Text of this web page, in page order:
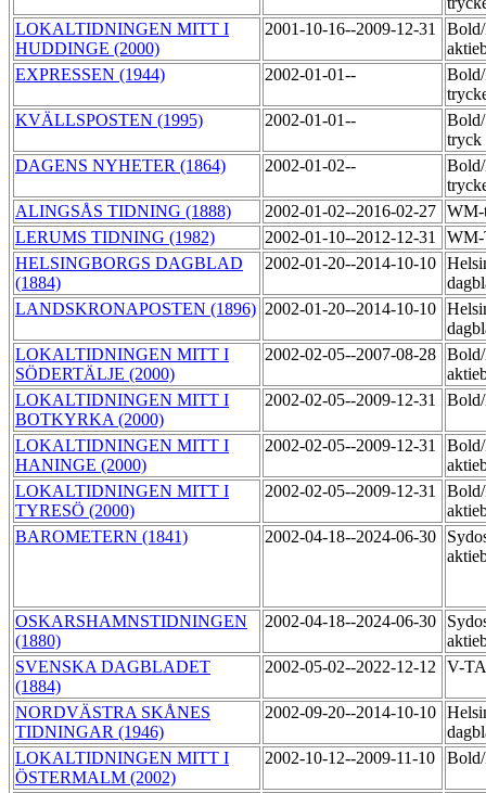
LOKALTIDNINGEN MITT I
HUDDINGE (2000)
2001-10-16--2009-12-31
EXPRESSEN (1944)
2002-01-01--
KVÄLLSPOSTEN (1995)
2002-01-01--
Bold/
tryck
DAGENS NYHETER (1864)
2002-01-02--
ALINGSÅS TIDNING (1888)
2002-01-02--2016-02-27
LERUMS TIDNING (1982)
2002-01-10--2012-12-31
HELSINGBORGS DAGBLAD
(1884)
2002-01-20--2014-10-10
LANDSKRONAPOSTEN (1896) 2002-01-20--2014-10-10
LOKALTIDNINGEN MITT I
SÖDERTÄLJE (2000)
2002-02-05--2007-08-28
LOKALTIDNINGEN MITT I
BOTKYRKA (2000)
2002-02-05--2009-12-31
LOKALTIDNINGEN MITT I
HANINGE (2000)
2002-02-05--2009-12-31
LOKALTIDNINGEN MITT I
TYRESÖ (2000)
2002-02-05--2009-12-31
BAROMETERN (1841)
2002-04-18--2024-06-30
OSKARSHAMNSTIDNINGEN
(1880)
2002-04-18--2024-06-30
SVENSKA DAGBLADET
(1884)
2002-05-02--2022-12-12 V-
NORDVÄSTRA SKÅNES
TIDNINGAR (1946)
2002-09-20--2014-10-10
LOKALTIDNINGEN MITT I
ÖSTERMALM (2002)
2002-10-12--2009-11-10